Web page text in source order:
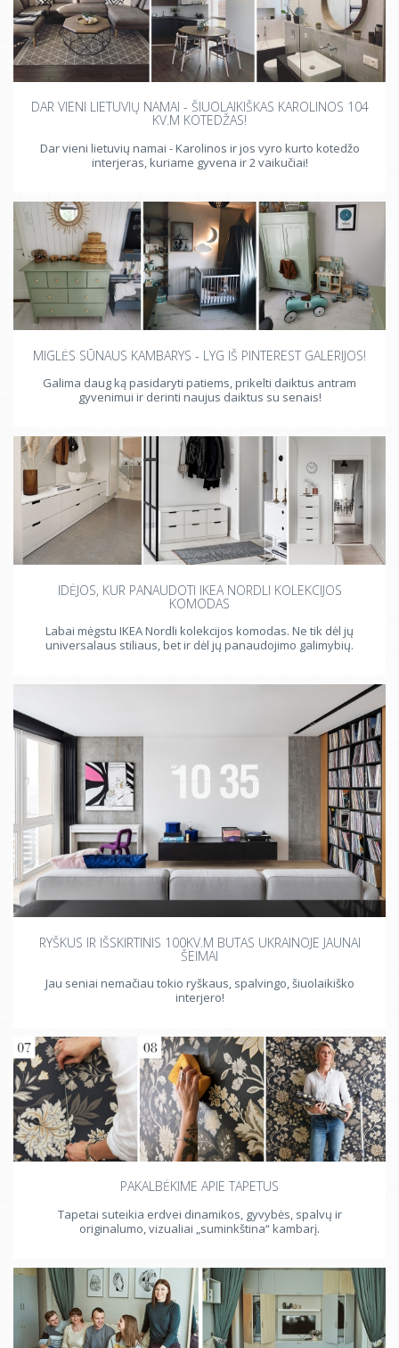
DAR VIENI LIETUVIŲ NAMAI - ŠIUOLAIKIŠKAS KAROLINOS 104
KV.M KOTEDŽAS!
Dar vieni lietuvių namai - Karolinos ir jos vyro kurto kotedžo
interjeras, kuriame gyvena ir 2 vaikučiai!
MIGLĖS SŪNAUS KAMBARYS - LYG IŠ PINTEREST GALERIJOS!
Galima daug ką pasidaryti patiems, prikelti daiktus antram
gyvenimui ir derinti naujus daiktus su senais!
IDĖJOS, KUR PANAUDOTI IKEA NORDLI KOLEKCIJOS
KOMODAS
Labai mėgstu IKEA Nordli kolekcijos komodas. Ne tik dėl jų
universalaus stiliaus, bet ir dėl jų panaudojimo galimybių.
RYŠKUS IR IŠSKIRTINIS 100KV.M BUTAS UKRAINOJE JAUNAI
ŠEIMAI
Jau seniai nemačiau tokio ryškaus, spalvingo, šiuolaikiško
interjero!
PAKALBĖKIME APIE TAPETUS
Tapetai suteikia erdvei dinamikos, gyvybės, spalvų ir
originalumo, vizualiai „suminkština“ kambarį.